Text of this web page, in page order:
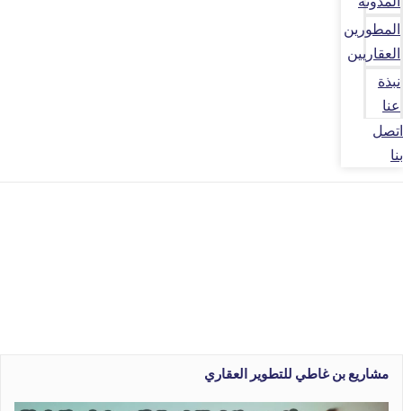
المطورين
العقاريين
نبذة
عنا
اتصل
بنا
مشاريع بن غاطي للتطوير العقاري